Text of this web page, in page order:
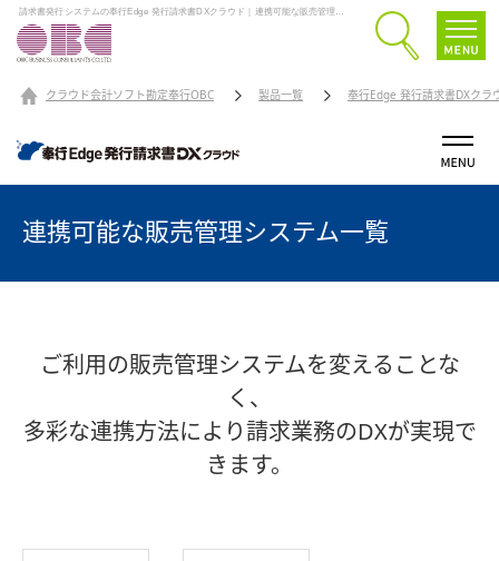
請求書発行システムの奉行Edge 発行請求書DXクラウド｜連携可能な販売管理システム一覧
クラウド会計ソフト勘定奉行OBC 製品一覧 奉行Edge 発行請求書DXクラ
連携可能な販売管理システム一覧
ご利用の販売管理システムを変えることな
く、
多彩な連携方法により請求業務のDXが実現で
きます。